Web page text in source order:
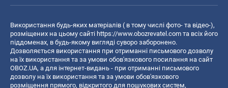
Використання будь-яких матеріалів ( в тому числі фото- та відео-),
розміщених на цьому сайті https://www.obozrevatel.com та всіх його
піддоменах, в будь-якому вигляді суворо заборонено.
Дозволяється використання при отриманні письмового дозволу
на їх використання та за умови обов'язкового посилання на сайт
OBOZ.UA, а для інтернет-видань - при отриманні письмового
дозволу на їх використання та за умови обов'язкового
розміщення прямого, відкритого для пошукових систем,